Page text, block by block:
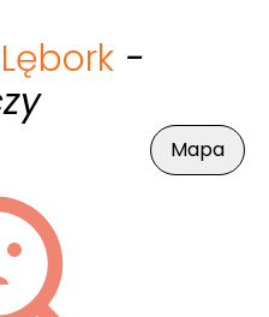
Lębork -
Mapa